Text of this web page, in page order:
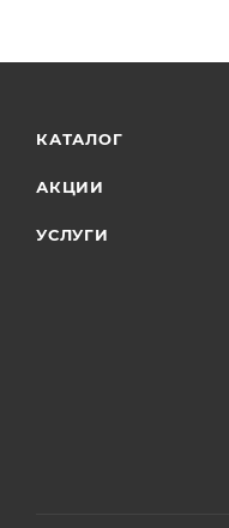
КАТАЛОГ
АКЦИИ
УСЛУГИ